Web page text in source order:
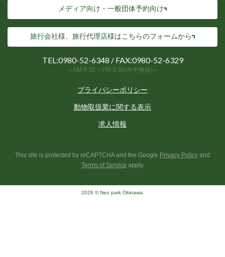
メディア向け・一般団体予約向け
旅行会社様、旅行代理店様はこちらのフォームから
TEL:0980-52-6348 / FAX:0980-52-6329
＜AM 9:30 ~ PM 5:30(年中無休)＞
プライパシーポリシー
動物取扱業に関する表示
求人情報
This site is protected by reCAPTCHA and the Google Privacy Policy and
Terms of Service apply.
2026 © Neo park Okinawa.